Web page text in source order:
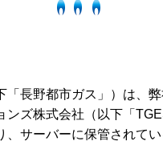
払い
法人のお客様へ
長野都市ガス」）は、
ンズ株式会社（以下「
、サーバーに保管されて